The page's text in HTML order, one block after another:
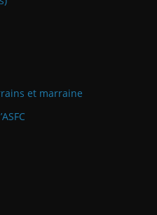
et marraine